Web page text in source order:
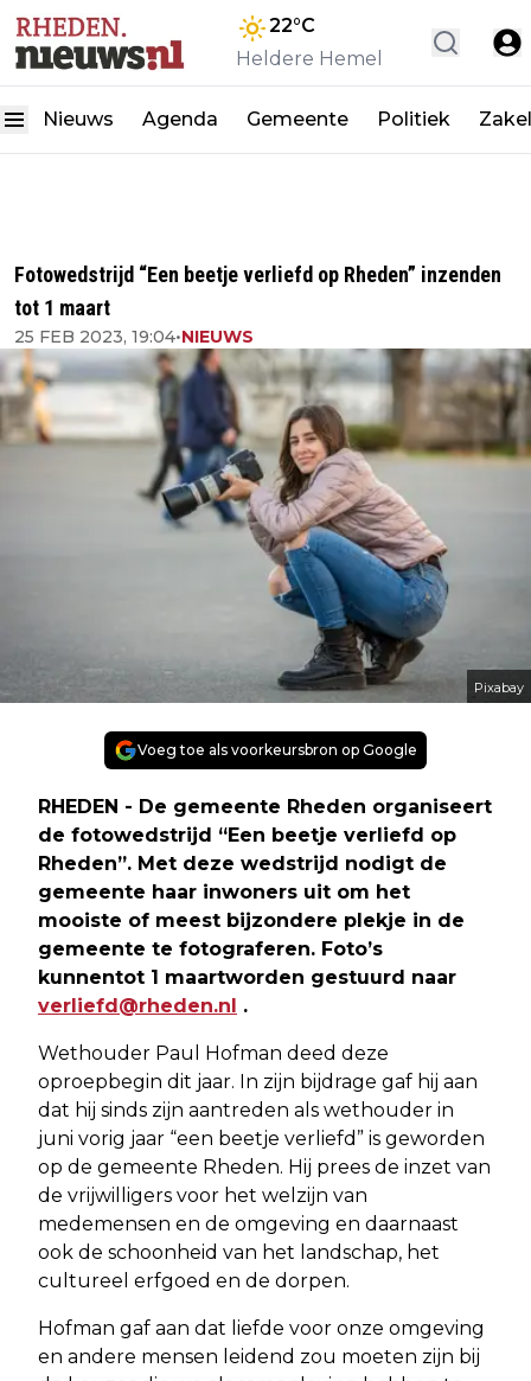
22°C
Heldere Hemel
Nieuws Agenda Gemeente Politiek
Fotowedstrijd “Een beetje verliefd op Rheden” inzenden
tot 1 maart
25 FEB 2023, 19:04•NIEUWS
Pixabay
Voeg toe als voorkeursbron op Google
RHEDEN - De gemeente Rheden organiseert
de fotowedstrijd “Een beetje verliefd op
Rheden”. Met deze wedstrijd nodigt de
gemeente haar inwoners uit om het
mooiste of meest bijzondere plekje in de
gemeente te fotograferen. Foto’s
kunnentot 1 maartworden gestuurd naar
verliefd@rheden.nl .
Wethouder Paul Hofman deed deze
oproepbegin dit jaar. In zijn bijdrage gaf hij aan
dat hij sinds zijn aantreden als wethouder in
juni vorig jaar “een beetje verliefd” is geworden
op de gemeente Rheden. Hij prees de inzet van
de vrijwilligers voor het welzijn van
medemensen en de omgeving en daarnaast
ook de schoonheid van het landschap, het
cultureel erfgoed en de dorpen.
Hofman gaf aan dat liefde voor onze omgeving
en andere mensen leidend zou moeten zijn bij